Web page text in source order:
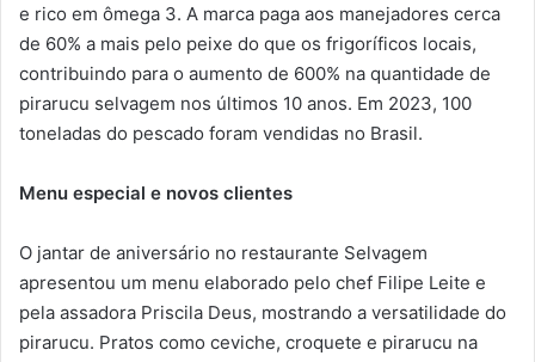
e rico em ômega 3. A marca paga aos manejadores cerca
de 60% a mais pelo peixe do que os frigoríficos locais,
contribuindo para o aumento de 600% na quantidade de
pirarucu selvagem nos últimos 10 anos. Em 2023, 100
toneladas do pescado foram vendidas no Brasil.
Menu especial e novos clientes
O jantar de aniversário no restaurante Selvagem
apresentou um menu elaborado pelo chef Filipe Leite e
pela assadora Priscila Deus, mostrando a versatilidade do
pirarucu. Pratos como ceviche, croquete e pirarucu na